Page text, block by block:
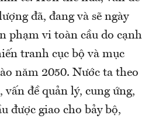
đã, đang và sẽ ngày
phạm vi toàn cầu do cạnh
tranh cục bộ và mục
năm 2050. Nước ta theo
đề quản lý, cung ứng,
được giao cho bảy bộ,